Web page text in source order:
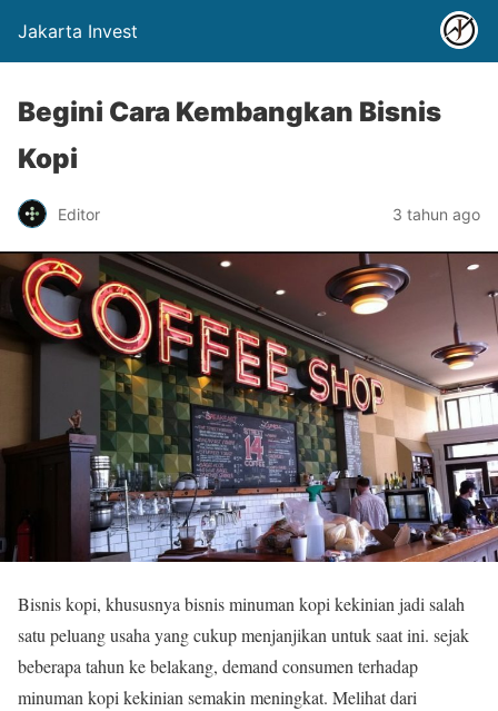
Jakarta Invest
Begini Cara Kembangkan Bisnis
Kopi
Editor 3 tahun ago
Bisnis kopi, khususnya bisnis minuman kopi kekinian jadi salah
satu peluang usaha yang cukup menjanjikan untuk saat ini. sejak
beberapa tahun ke belakang, demand consumen terhadap
minuman kopi kekinian semakin meningkat. Melihat dari